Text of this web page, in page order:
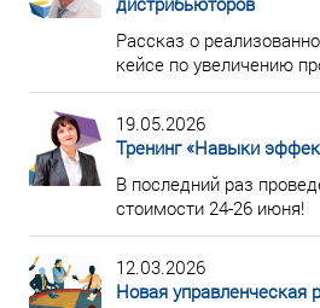
Рассказ о
кейсе по увеличению
19.05.2026
Тренинг «Навыки
В последний раз
стоимости 24-26 июня!
12.03.2026
Новая управленческая